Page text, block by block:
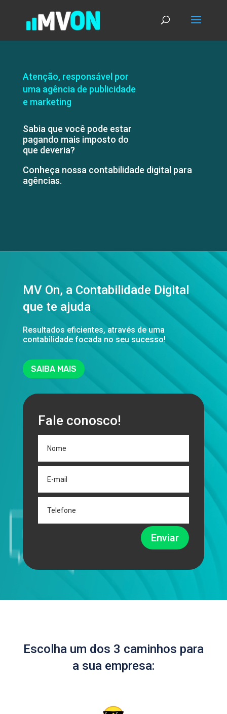
Atenção, responsável por
uma agência de publicidade
e marketing
Sabia que você pode estar
pagando mais imposto do
que deveria?
Conheça nossa contabilidade digital para
agências.
MV On, a Contabilidade Digital
que te ajuda
Resultados eficientes, através de uma
contabilidade focada no seu sucesso!
SAIBA MAIS
Fale conosco!
Enviar
Escolha um dos 3 caminhos para
a sua empresa: